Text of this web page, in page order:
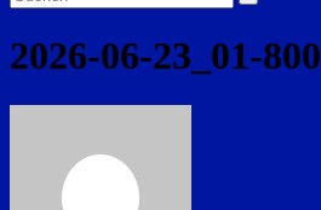
2026-06-23_01-800